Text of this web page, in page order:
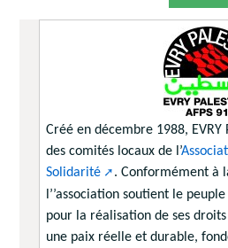
Créé en décembre 1988, EVRY
des comités locaux de l’
Solidarité
. Conformément à
l’’association soutient le
pour la réalisation de ses
une paix réelle et durable,